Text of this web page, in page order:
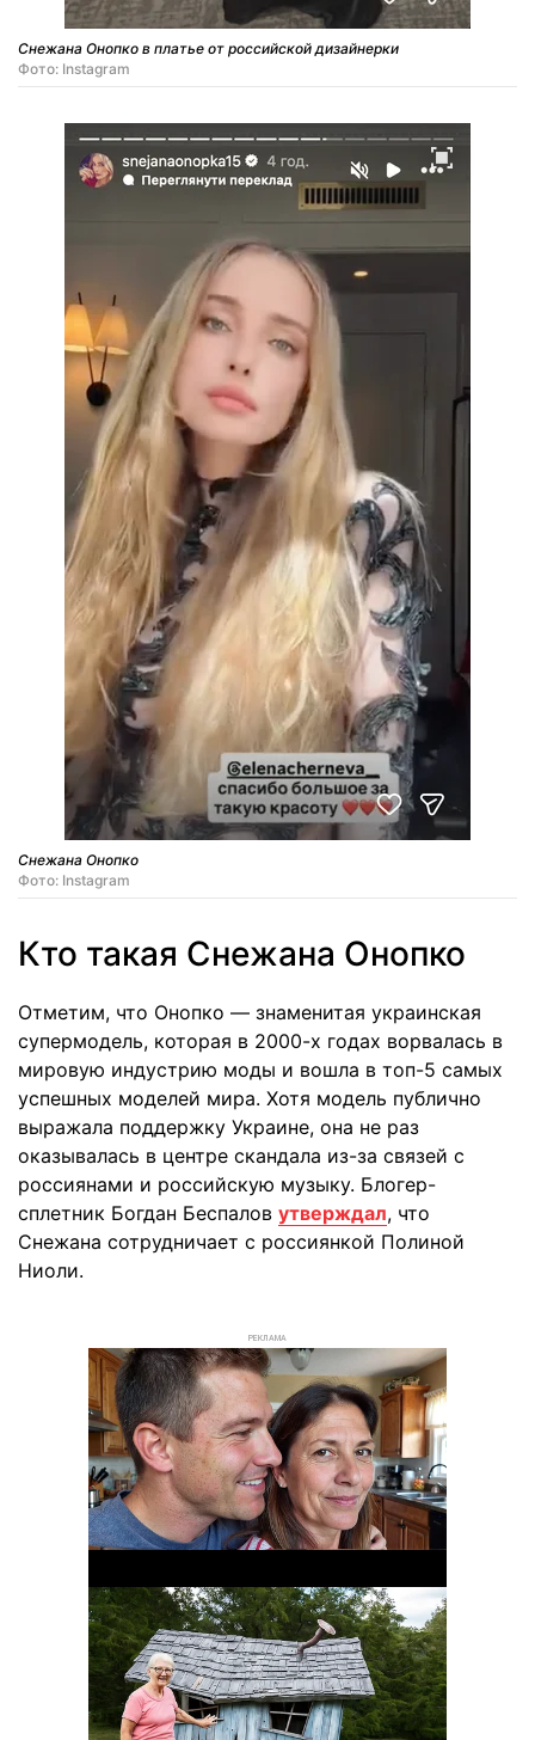
Снежана Онопко в платье от российской дизайнерки
Фото: Instagram
Снежана Онопко
Фото: Instagram
Кто такая Снежана Онопко
Отметим, что Онопко — знаменитая украинская
супермодель, которая в 2000-х годах ворвалась в
мировую индустрию моды и вошла в топ-5 самых
успешных моделей мира. Хотя модель публично
выражала поддержку Украине, она не раз
оказывалась в центре скандала из-за связей с
россиянами и российскую музыку. Блогер-
сплетник Богдан Беспалов утверждал, что
Снежана сотрудничает с россиянкой Полиной
Ниоли.
РЕКЛАМА